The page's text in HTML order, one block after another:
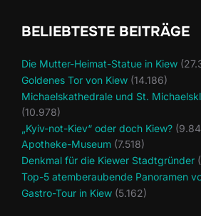
BELIEBTESTE BEITRÄGE
Die Mutter-Heimat-Statue in Kiew
Goldenes Tor von Kiew (14.186)
Michaelskathedrale und St.
(10.978)
„Kyiv-not-Kiev“ oder doch Kiew?
Apotheke-Museum (7.518)
Denkmal für die Kiewer Stadtgründer
Top-5 atemberaubende Panoramen
Gastro-Tour in Kiew (5.162)